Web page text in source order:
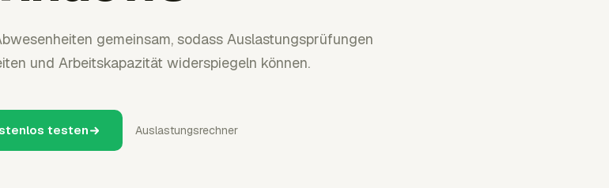
gemeinsam, sodass Auslastungsprüfungen
und Arbeitskapazität widerspiegeln können.
testen Auslastungsrechner